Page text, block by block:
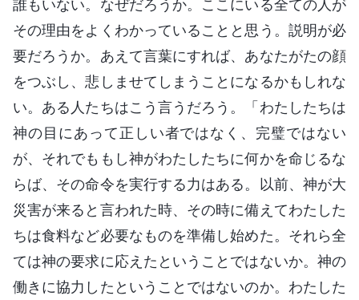
誰もいない。なぜだろうか。ここにいる全ての人が
その理由をよくわかっていることと思う。説明が必
要だろうか。あえて言葉にすれば、あなたがたの顔
をつぶし、悲しませてしまうことになるかもしれな
い。ある人たちはこう言うだろう。「わたしたちは
神の目にあって正しい者ではなく、完璧ではない
が、それでももし神がわたしたちに何かを命じるな
らば、その命令を実行する力はある。以前、神が大
災害が来ると言われた時、その時に備えてわたした
ちは食料など必要なものを準備し始めた。それら全
ては神の要求に応えたということではないか。神の
働きに協力したということではないのか。わたした